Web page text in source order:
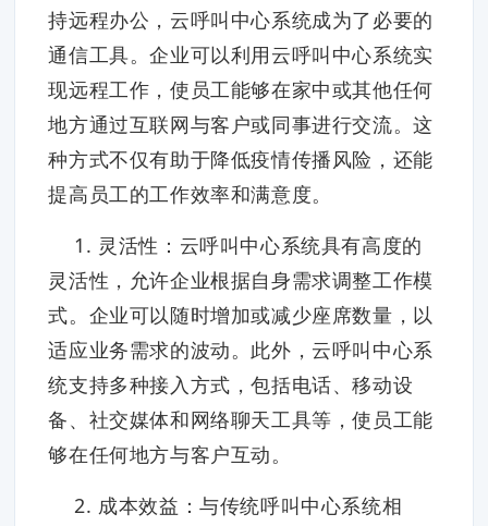
持远程办公，云呼叫中心系统成为了必要的
通信工具。企业可以利用云呼叫中心系统实
现远程工作，使员工能够在家中或其他任何
地方通过互联网与客户或同事进行交流。这
种方式不仅有助于降低疫情传播风险，还能
提高员工的工作效率和满意度。
1. 灵活性：云呼叫中心系统具有高度的
灵活性，允许企业根据自身需求调整工作模
式。企业可以随时增加或减少座席数量，以
适应业务需求的波动。此外，云呼叫中心系
统支持多种接入方式，包括电话、移动设
备、社交媒体和网络聊天工具等，使员工能
够在任何地方与客户互动。
2. 成本效益：与传统呼叫中心系统相